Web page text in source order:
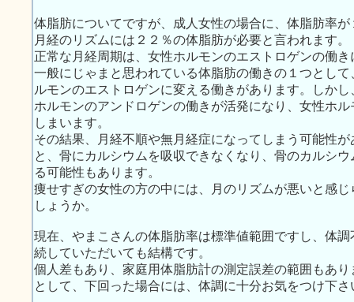
体脂肪についてですが、成人女性の場合に、体脂肪率
月経のリズムには２２％の体脂肪が必要と言われます。
正常な月経周期は、女性ホルモンのエストロゲンの働
一般にじゃまと思われている体脂肪の働きの１つとし
ルモンのエストロゲンに変える働きがあります。しか
ホルモンのアンドロゲンの働きが活発になり、女性ホ
しまいます。
その結果、月経不順や無月経症になってしまう可能性
と、骨にカルシウムを吸収できなくなり、骨のカルシ
る可能性もあります。
痩せすぎの女性の方の中には、月のリズムが悪いと感
しょうか。
現在、やまこさんの体脂肪率は標準値範囲ですし、体
続していただいても結構です。
個人差もあり、家庭用体脂肪計の測定誤差の範囲もあ
として、下回った場合には、体調に十分お気をつけ下さ